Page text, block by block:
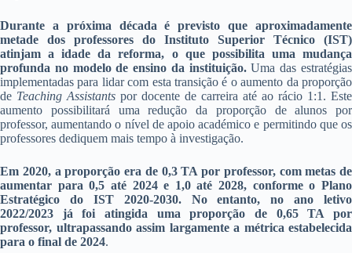
Durante a próxima década é previsto que aproximadamente
metade dos professores do Instituto Superior Técnico (IST)
atinjam a idade da reforma, o que possibilita uma mudança
profunda no modelo de ensino da instituição.Uma das estratégias
implementadas para lidar com esta transição é o aumento da proporção
de Teaching Assistants por docente de carreira até ao rácio 1:1. Este
aumento possibilitará uma redução da proporção de alunos por
professor, aumentando o nível de apoio académico e permitindo que os
professores dediquem mais tempo à investigação.
Em 2020, a proporção era de 0,3 TA por professor, com metas de
aumentar para 0,5 até 2024 e 1,0 até 2028, conforme o Plano
Estratégico do IST 2020-2030. No entanto, no ano letivo
2022/2023 já foi atingida uma proporção de 0,65 TA por
professor, ultrapassando assim largamente a métrica estabelecida
para o final de 2024.